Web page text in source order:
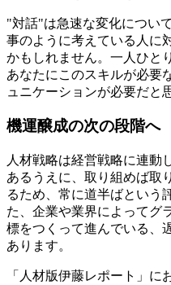
"対話"は急速な変化につい
事のように考えている人に
かもしれません。一人ひと
あなたにこのスキルが必要
ュニケーションが必要だと
機運醸成の次の段階へ
人材戦略は経営戦略に連動
あるうえに、取り組めば取
るため、常に道半ばという
た、企業や業界によってグ
標をつくって進んでいる、
あります。
「人材版伊藤レポート」に